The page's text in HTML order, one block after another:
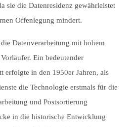
sie die Datenresidenz gewährleistet
Offenlegung mindert.
Datenverarbeitung mit hohem
Ein bedeutender
erfolgte in den 1950er Jahren, als
die Technologie erstmals für die
und Postsortierung
in die historische Entwicklung